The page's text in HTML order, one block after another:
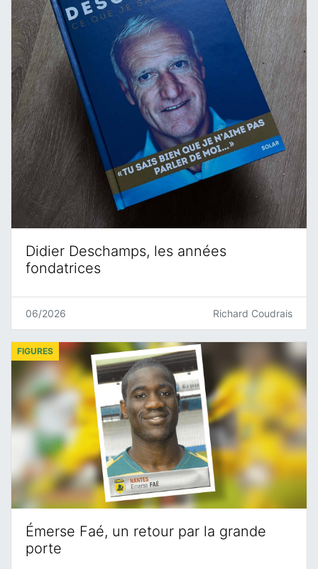
Didier Deschamps, les années
fondatrices
06/2026 Richard Coudrais
Émerse Faé, un retour par la grande
porte
FIGURES